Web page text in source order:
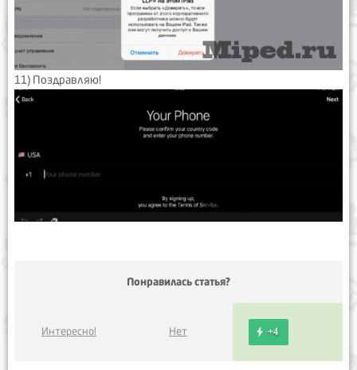
11) Поздравляю!
Понравилась статья?
Интересно! Нет +4